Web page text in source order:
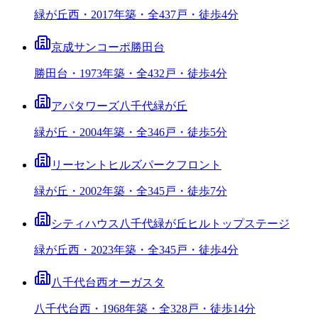
緑が丘西・2017年築・全437戸・徒歩4分
京成サンコーポ勝田台
勝田台・1973年築・全432戸・徒歩4分
アパタワーズ八千代緑が丘
緑が丘・2004年築・全346戸・徒歩5分
リーセントヒルズパークフロント
緑が丘・2002年築・全345戸・徒歩7分
シティハウス八千代緑が丘ヒルトップステージ
緑が丘西・2023年築・全345戸・徒歩4分
八千代台西オーガスタ
八千代台西・1968年築・全328戸・徒歩14分